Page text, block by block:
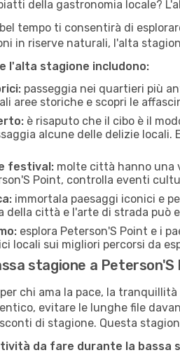
della gastronomia locale?
tempo ti consentirà di
in riserve naturali, l'alta
l'alta stagione includono:
passeggia nei quartieri più
aree storiche e scopri le
è risaputo che il cibo è il
alcune delle delizie
festival: molte città hanno una
Point, controlla eventi
immortala paesaggi iconici e
città e l'arte di strada può
esplora Peterson'S Point e i
locali sui migliori percorsi da
stagione a Peterson'S
chi ama la pace, la
evitare le lunghe file
di stagione. Questa
da fare durante la bassa